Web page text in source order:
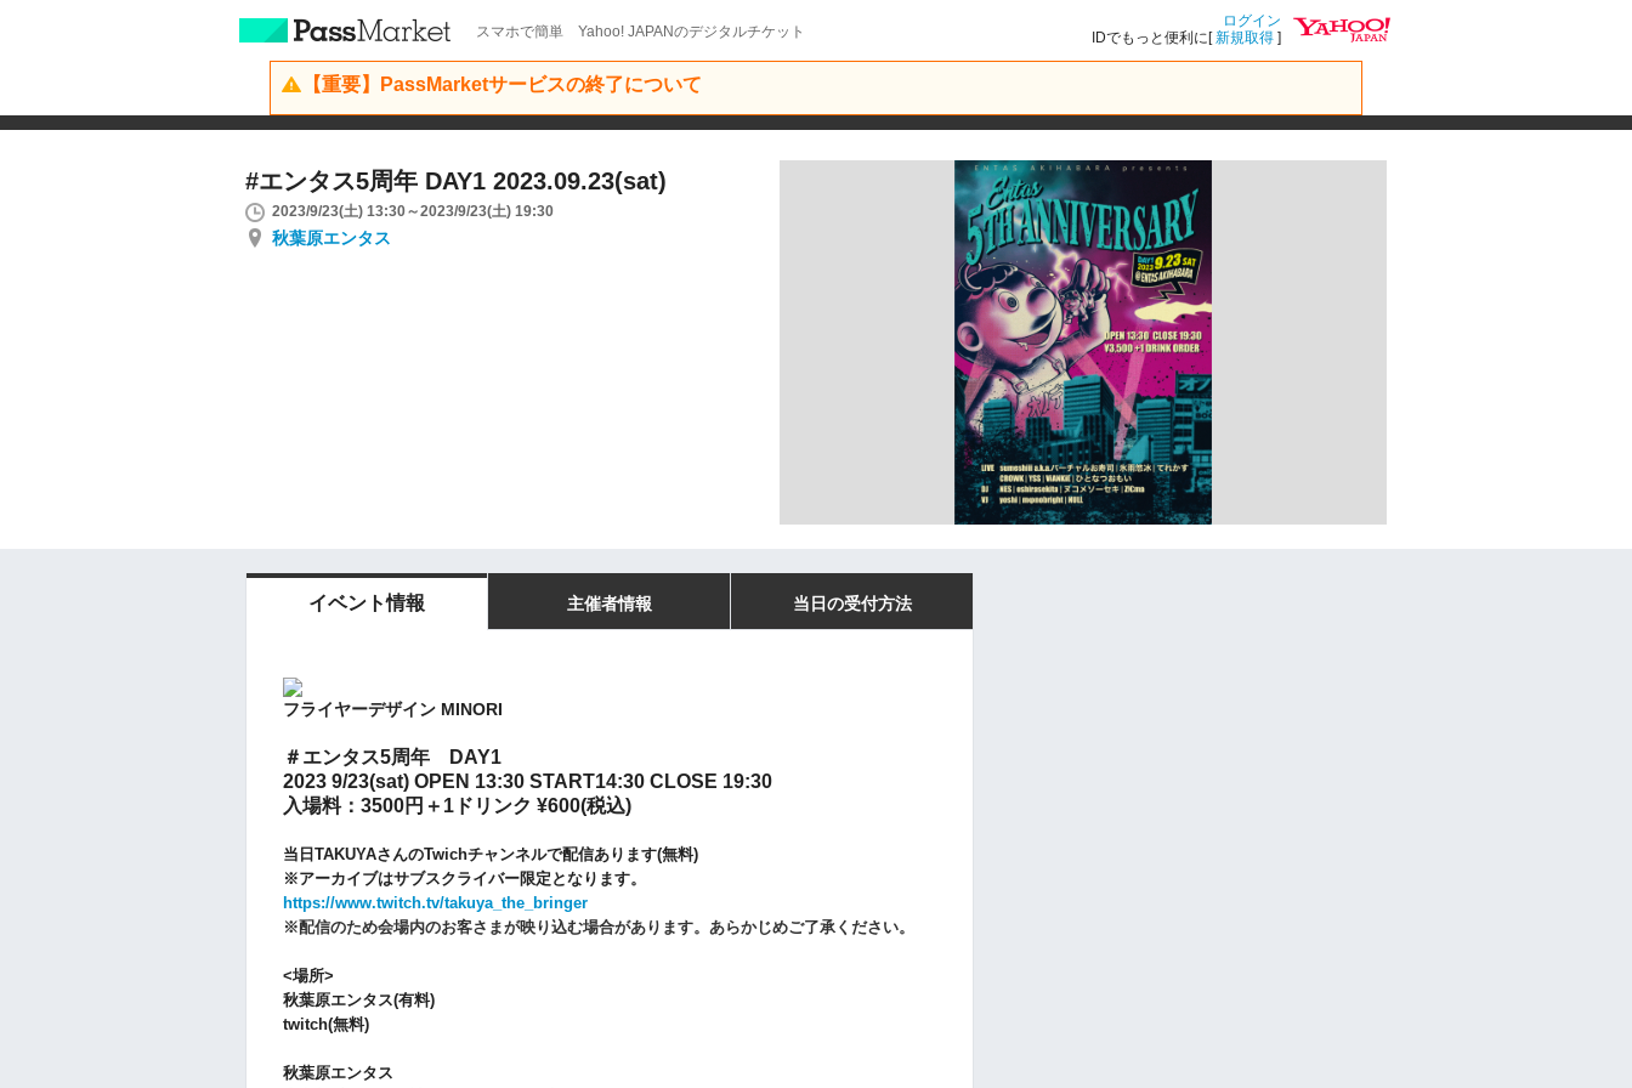
スマホで簡単 Yahoo! JAPANのデジタルチケット
ログイン
IDでもっと便利に[新規取得 ]
【重要】PassMarketサービスの終了について
#エンタス5周年 DAY1 2023.09.23(sat)
2023/9/23(土) 13:30～2023/9/23(土) 19:30
秋葉原エンタス
イベント情報 主催者情報 当日の受付方法
フライヤーデザイン MINORI
＃エンタス5周年 DAY1
2023 9/23(sat) OPEN 13:30 START14:30 CLOSE 19:30
入場料：3500円＋1ドリンク ¥600(税込)
当日TAKUYAさんのTwichチャンネルで配信あります(無料)
※アーカイブはサブスクライバー限定となります。
https://www.twitch.tv/takuya_the_bringer
※配信のため会場内のお客さまが映り込む場合があります。あらかじめご了承ください。
<場所>
秋葉原エンタス(有料)
twitch(無料)
秋葉原エンタス